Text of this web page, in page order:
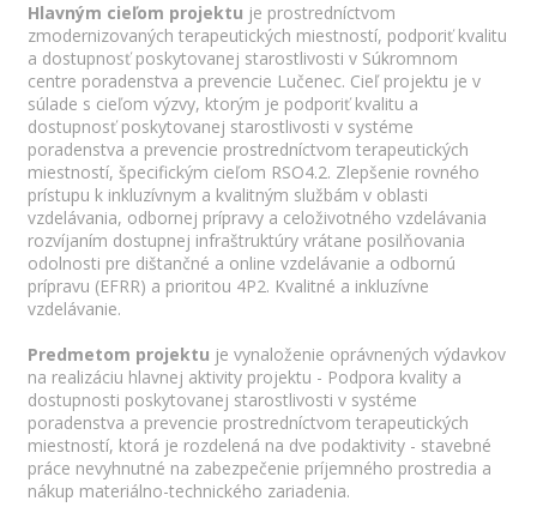
Hlavným cieľom projektu je prostredníctvom
zmodernizovaných terapeutických miestností, podporiť kvalitu
a dostupnosť poskytovanej starostlivosti v Súkromnom
centre poradenstva a prevencie Lučenec. Cieľ projektu je v
súlade s cieľom výzvy, ktorým je podporiť kvalitu a
dostupnosť poskytovanej starostlivosti v systéme
poradenstva a prevencie prostredníctvom terapeutických
miestností, špecifickým cieľom RSO4.2. Zlepšenie rovného
prístupu k inkluzívnym a kvalitným službám v oblasti
vzdelávania, odbornej prípravy a celoživotného vzdelávania
rozvíjaním dostupnej infraštruktúry vrátane posilňovania
odolnosti pre dištančné a online vzdelávanie a odbornú
prípravu (EFRR) a prioritou 4P2. Kvalitné a inkluzívne
vzdelávanie.
Predmetom projektu je vynaloženie oprávnených výdavkov
na realizáciu hlavnej aktivity projektu - Podpora kvality a
dostupnosti poskytovanej starostlivosti v systéme
poradenstva a prevencie prostredníctvom terapeutických
miestností, ktorá je rozdelená na dve podaktivity - stavebné
práce nevyhnutné na zabezpečenie príjemného prostredia a
nákup materiálno-technického zariadenia.